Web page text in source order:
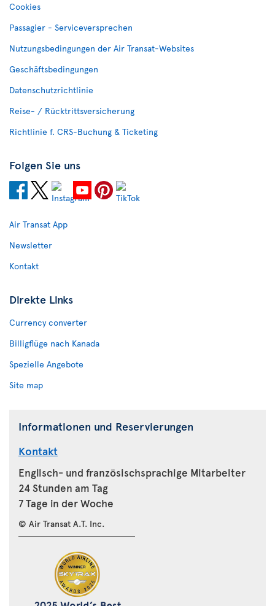
Cookies
Passagier - Serviceversprechen
Nutzungsbedingungen der Air Transat-Websites
Geschäftsbedingungen
Datenschutzrichtlinie
Reise- / Rücktrittsversicherung
Richtlinie f. CRS-Buchung & Ticketing
Folgen Sie uns
Air Transat App
Newsletter
Kontakt
Direkte Links
Currency converter
Billigflüge nach Kanada
Spezielle Angebote
Site map
Informationen und Reservierungen
Kontakt
Englisch- und französischsprachige Mitarbeiter
24 Stunden am Tag
7 Tage in der Woche
© Air Transat A.T. Inc.